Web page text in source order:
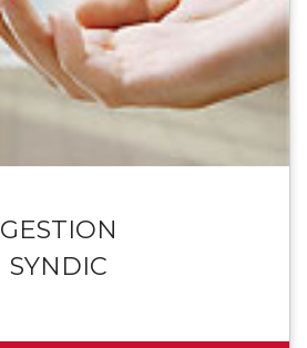
GESTION
SYNDIC